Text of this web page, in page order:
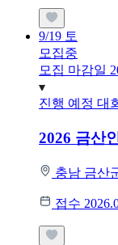
9/19 토
모집중
모집 마감일
진행 예정 대
2026 금산
충남 금산
접수